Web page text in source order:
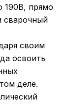
190В, прямо
сварочный
своим
освоить
деле.